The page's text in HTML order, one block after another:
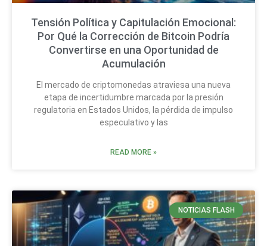
Tensión Política y Capitulación Emocional:
Por Qué la Corrección de Bitcoin Podría
Convertirse en una Oportunidad de
Acumulación
El mercado de criptomonedas atraviesa una nueva
etapa de incertidumbre marcada por la presión
regulatoria en Estados Unidos, la pérdida de impulso
especulativo y las
READ MORE »
NOTICIAS FLASH